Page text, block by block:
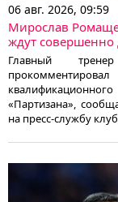
06 авг. 2026, 09:59
Мирослав
ждут совершенно
Главный
«Партизана»,
на пресс-службу